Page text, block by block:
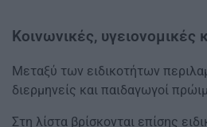
Κοινωνικές, υγειονομικές
Μεταξύ των ειδικοτήτων
διερμηνείς και παιδαγωγοί
Στη λίστα βρίσκονται επίσης